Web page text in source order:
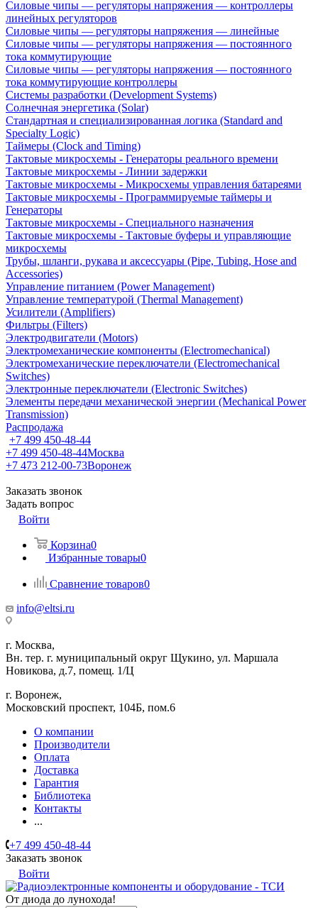
Силовые чипы — регуляторы напряжения — контроллеры
линейных регуляторов
Силовые чипы — регуляторы напряжения — линейные
Силовые чипы — регуляторы напряжения — постоянного
тока коммутирующие
Силовые чипы — регуляторы напряжения — постоянного
тока коммутирующие контроллеры
Системы разработки (Development Systems)
Солнечная энергетика (Solar)
Стандартная и специализированная логика (Standard and
Specialty Logic)
Таймеры (Clock and Timing)
Тактовые микросхемы - Генераторы реального времени
Тактовые микросхемы - Линии задержки
Тактовые микросхемы - Микросхемы управления батареями
Тактовые микросхемы - Программируемые таймеры и
Генераторы
Тактовые микросхемы - Специального назначения
Тактовые микросхемы - Тактовые буферы и управляющие
микросхемы
Трубы, шланги, рукава и аксессуары (Pipe, Tubing, Hose and
Accessories)
Управление питанием (Power Management)
Управление температурой (Thermal Management)
Усилители (Amplifiers)
Фильтры (Filters)
Электродвигатели (Motors)
Электромеханические компоненты (Electromechanical)
Электромеханические переключатели (Electromechanical
Switches)
Электронные переключатели (Electronic Switches)
Элементы передачи механической энергии (Mechanical Power
Transmission)
Распродажа
+7 499 450-48-44
+7 499 450-48-44Москва
+7 473 212-00-73Воронеж
Заказать звонок
Задать вопрос
Войти
Корзина0
Избранные товары0
Сравнение товаров0
info@eltsi.ru
г. Москва,
Вн. тер. г. муниципальный округ Щукино, ул. Маршала
Новикова, д.7, помещ. 1/Ц
г. Воронеж,
​Московский проспект, 104Б, пом.6
О компании
Производители
Оплата
Доставка
Гарантия
Библиотека
Контакты
...
+7 499 450-48-44
Заказать звонок
Войти
От диода до лунохода!